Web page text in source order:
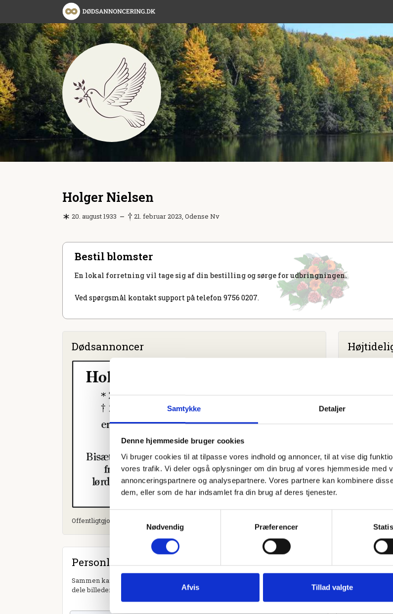
Samtykke Detaljer
Denne hjemmeside bruger cookies
Vi bruger cookies til at tilpasse vores indhold og annoncer, til at vise dig
vores trafik. Vi deler også oplysninger om din brug af vores hjemmeside med
annonceringspartnere og analysepartnere. Vores partnere kan kombinere
dem, eller som de har indsamlet fra din brug af deres tjenester.
Nødvendig
Præferencer
Afvis Tillad valgte
Holger Nielsen
20. august 1933 21. februar 2023, Odense Nv
Bestil blomster
En lokal forretning vil tage sig af din bestilling og sørge for udbringningen.
Ved spørgsmål kontakt support på telefon 9756 0207.
Dødsannoncer
Offentligtgjort i Fyens Stiftstidende d. 17. marts 2023
Personlig hilsen
Sammen kan vi mindes Holger Nielsen. Du kan tænde et lys, skrive et mindeord,
dele billeder og video eller blot sende et hjerte eller en rose